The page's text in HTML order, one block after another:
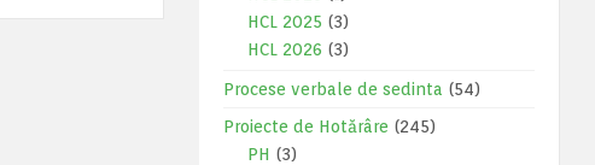
HCL 2025 (3)
HCL 2026 (3)
Procese verbale de sedinta (54)
Proiecte de Hotărâre (245)
PH (3)